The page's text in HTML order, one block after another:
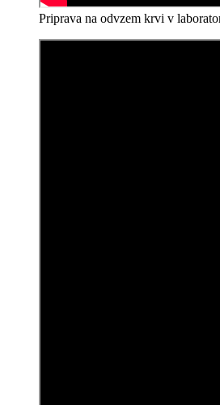
Priprava na odvzem krvi v